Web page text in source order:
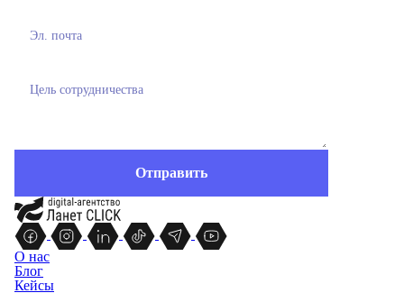
О нас
Блог
Кейсы